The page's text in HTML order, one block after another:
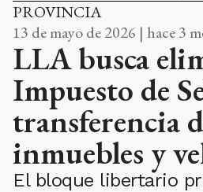
PROVINCIA
13 de mayo de 2026 | hace 3
LLA busca
Impuesto de
transferencia
inmuebles y
El bloque libertario